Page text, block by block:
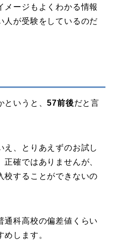
メージもよくわかる情報
人が受験をしているのだ
というと、57前後だと言
え、とりあえずのお試し
確ではありませんが、
校することができないの
通科高校の偏差値くらい
します。